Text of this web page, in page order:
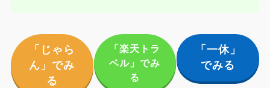
「じゃら
ん」でみ
る
「楽天トラ
ベル」でみ
る
「一休」
でみる